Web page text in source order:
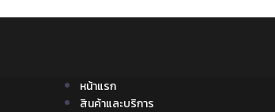
หน้าแรก
สินค้าและบริการ